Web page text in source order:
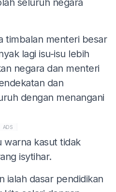
timbalan menteri besar
lagi isu-isu lebih
negara dan menteri
dan
dengan menangani
ADS
warna kasut tidak
isytihar.
ialah dasar pendidikan